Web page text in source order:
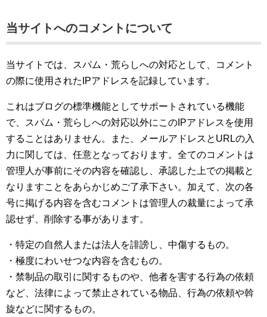
当サイトへのコメントについて
当サイトでは、スパム・荒らしへの対応として、コメント
の際に使用されたIPアドレスを記録しています。
これはブログの標準機能としてサポートされている機能
で、スパム・荒らしへの対応以外にこのIPアドレスを使用
することはありません。また、メールアドレスとURLの入
力に関しては、任意となっております。全てのコメントは
管理人が事前にその内容を確認し、承認した上での掲載と
なりますことをあらかじめご了承下さい。加えて、次の各
号に掲げる内容を含むコメントは管理人の裁量によって承
認せず、削除する事があります。
・特定の自然人または法人を誹謗し、中傷するもの。
・極度にわいせつな内容を含むもの。
・禁制品の取引に関するものや、他者を害する行為の依頼
など、法律によって禁止されている物品、行為の依頼や斡
旋などに関するもの。